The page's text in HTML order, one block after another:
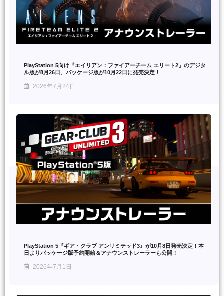
PlayStation 5向け『エイリアン：ファイアーチーム エリート2』のデジタ
ル版が8月26日、パッケージ版が10月22日に発売決定！
2026年7月24日
PlayStation 5『ギア・クラブ アンリミテッド3』が10月8日発売決定！本
日よりパッケージ版予約開始＆アナウンストレーラーも公開！
2026年7月1日